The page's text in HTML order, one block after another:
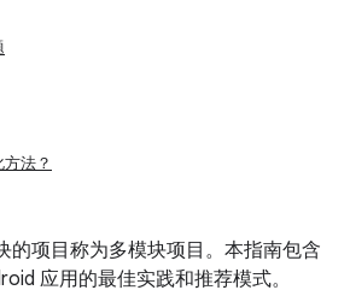
法？
的项目称为多模块项目。本指南包含
应用的最佳实践和推荐模式。